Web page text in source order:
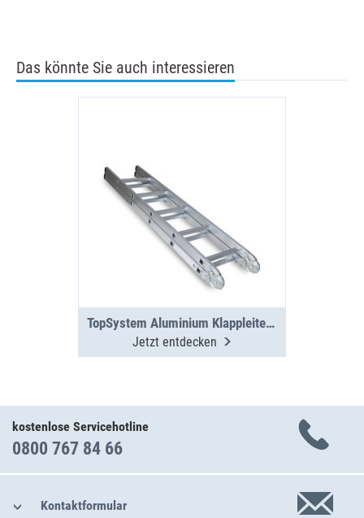
Das könnte Sie auch interessieren
TopSystem Aluminium Klappleiter 3000 mm
Jetzt entdecken
kostenlose Servicehotline
0800 767 84 66
Kontaktformular